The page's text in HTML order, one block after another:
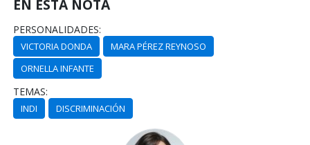
EN ESTA NOTA
PERSONALIDADES:
VICTORIA DONDA
MARA PÉREZ REYNOSO
ORNELLA INFANTE
TEMAS:
INDI DISCRIMINACIÓN